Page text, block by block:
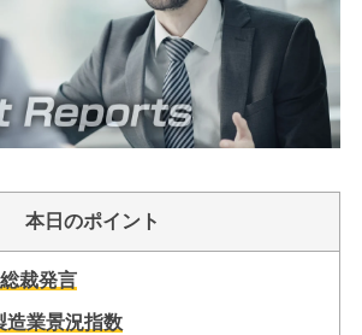
本日のポイント
裁発言
造業景況指数